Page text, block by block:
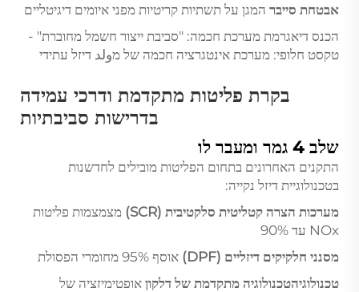
אבטחת סייבר המגן על תשתיות קריטיות מפני איומים דיגיטליים
הכנס דיאגרמת מערכת חכמה: "סביבת ייצור חשמל מחוברת" -
טקסט חלופי: מערכת אינטגרציה חכמה של מولد דיזל עתידי
בקרת פליטות מתקדמת ודרכי עמידה
בדרישות סביבתיות
שלב 4 גמר ומעבר לו
התקנים האחרונים בתחום הפליטות מובילים לחדשנות
בטכנולוגיית דיזל נקייה:
מערכות הצרה קטליטית סלקטיבית (SCR)
מצמצמות פליטות
NOx עד 90%
מסנני חלקיקים דיזליים (DPF)
אוסף 95% מחומרי הפסולת
טכנולוגיהטכנולוגיה מתקדמת של דלקון אופטימיזציה של